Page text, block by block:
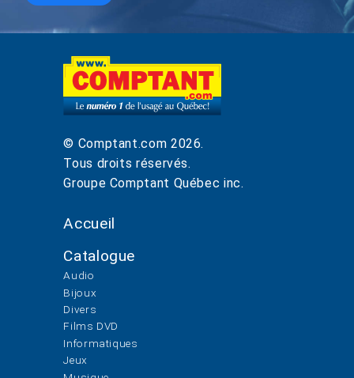
© Comptant.com 2026.
Tous droits réservés.
Groupe Comptant Québec inc.
Accueil
Catalogue
Audio
Bijoux
Divers
Films DVD
Informatiques
Jeux